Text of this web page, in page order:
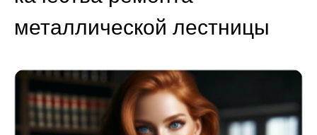
металлической лестницы